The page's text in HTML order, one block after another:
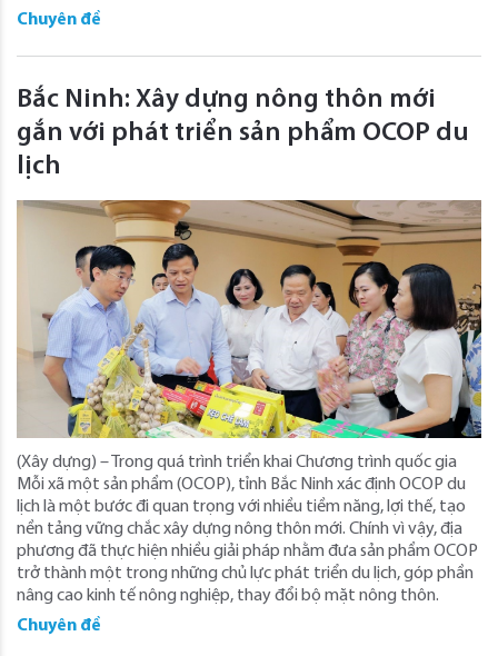
Chuyên đề
Bắc Ninh: Xây dựng nông thôn mới
gắn với phát triển sản phẩm OCOP du
lịch
(Xây dựng) – Trong quá trình triển khai Chương trình quốc gia
Mỗi xã một sản phẩm (OCOP), tỉnh Bắc Ninh xác định OCOP du
lịch là một bước đi quan trọng với nhiều tiềm năng, lợi thế, tạo
nền tảng vững chắc xây dựng nông thôn mới. Chính vì vậy, địa
phương đã thực hiện nhiều giải pháp nhằm đưa sản phẩm OCOP
trở thành một trong những chủ lực phát triển du lịch, góp phần
nâng cao kinh tế nông nghiệp, thay đổi bộ mặt nông thôn.
Chuyên đề